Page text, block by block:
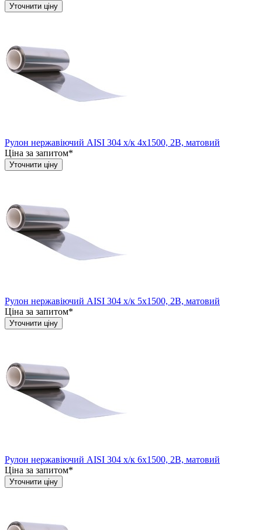
Уточнити ціну
Рулон нержавіючий AISI 304 х/к 4х1500, 2B, матовий
Ціна за запитом*
Уточнити ціну
Рулон нержавіючий AISI 304 х/к 5х1500, 2B, матовий
Ціна за запитом*
Уточнити ціну
Рулон нержавіючий AISI 304 х/к 6х1500, 2B, матовий
Ціна за запитом*
Уточнити ціну